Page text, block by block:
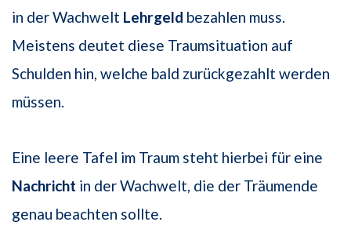
in der Wachwelt Lehrgeld bezahlen muss.
Meistens deutet diese Traumsituation auf
Schulden hin, welche bald zurückgezahlt werden
müssen.
Eine leere Tafel im Traum steht hierbei für eine
Nachricht in der Wachwelt, die der Träumende
genau beachten sollte.